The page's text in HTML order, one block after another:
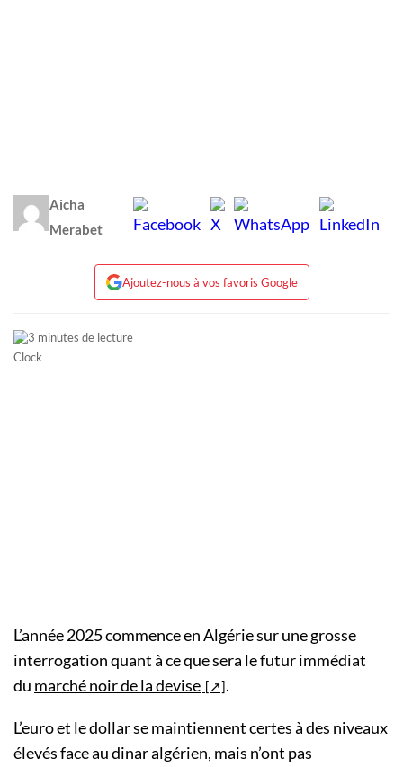
Aicha
Merabet
Ajoutez-nous à vos favoris Google
3 minutes de lecture
L’année 2025 commence en Algérie sur une grosse
interrogation quant à ce que sera le futur immédiat
du marché noir de la devise .
L’euro et le dollar se maintiennent certes à des niveaux
élevés face au dinar algérien, mais n’ont pas